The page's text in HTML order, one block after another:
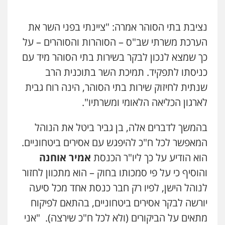
עו"ד אסף דוק
פלילי עבירות מין סמים והימורים פשיעה
חמורה חקירות ומעצרים צווארון לבן והונאה
0526885006
נציבת בתי הסוהר אמרה: "ציינתי בפני השר את
הערכת משרתי שב"ס – הסוהרות והסוהרים – על
כך שמצא לנכון לבקר בשירות בתי הסוהר מיד עם
כניסתו לתפקיד. תמיכת השר בתוכנית הרב
שנתית לחיזוק שירות בתי הסוהר, הינה רוח גבית
לארגון הכליאה הלאומי ומשרתיו".
בהמשך לדברים אלה, בן גביר ביטל את הנוהל
המאפשר לכל ח"כ להיפגש עם אסירים ביטחוניים.
הוא הודיע על כך ליו"ר הכנסת אמיר אוחנה
והוסיף כי על פי סמכותו בחוק – הוא מתכוון לחזור
לנוהל הישן, לפיו רק חבר כנסת אחד מכל סיעה
יורשה לבקר אסירים ביטחוניים, בהתאם לפיקוח
מתאים על הביקורים (ולא לכל ח"כ שירצה). "אני